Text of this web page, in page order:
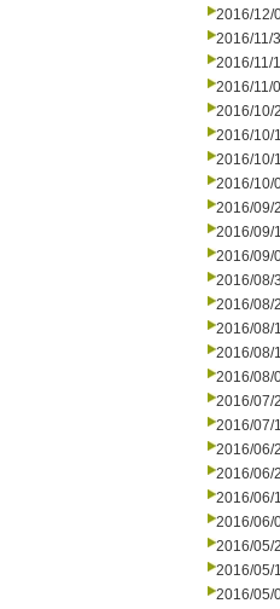
2016/12/
2016/11/
2016/11/
2016/11/
2016/10/
2016/10/
2016/10/
2016/10/
2016/09/
2016/09/
2016/09/
2016/08/
2016/08/
2016/08/
2016/08/
2016/08/
2016/07/
2016/07/
2016/06/
2016/06/
2016/06/
2016/06/
2016/05/
2016/05/
2016/05/